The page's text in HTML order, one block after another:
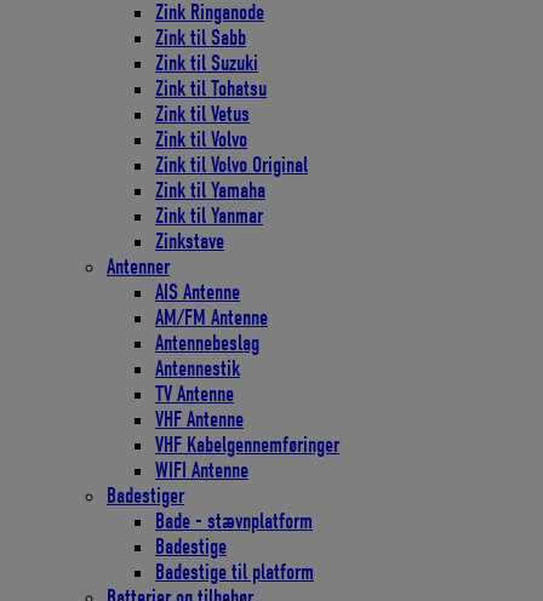
Zink Ringanode
Zink til Sabb
Zink til Suzuki
Zink til Tohatsu
Zink til Vetus
Zink til Volvo
Zink til Volvo Original
Zink til Yamaha
Zink til Yanmar
Zinkstave
Antenner
AIS Antenne
AM/FM Antenne
Antennebeslag
Antennestik
TV Antenne
VHF Antenne
VHF Kabelgennemføringer
WIFI Antenne
Badestiger
Bade - stævnplatform
Badestige
Badestige til platform